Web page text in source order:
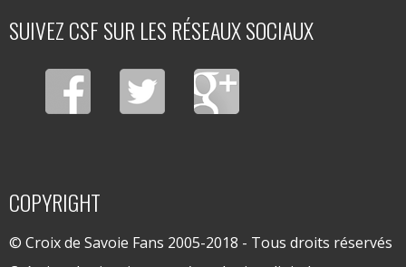
SUIVEZ CSF SUR LES RÉSEAUX SOCIAUX
COPYRIGHT
© Croix de Savoie Fans 2005-2018 - Tous droits réservés